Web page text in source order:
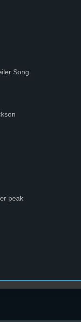
Song
peak
damit ihr mehr